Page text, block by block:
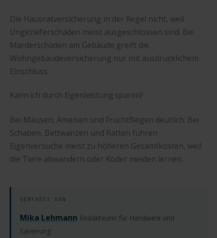
Die Hausratversicherung in der Regel nicht, weil
Ungezieferschäden meist ausgeschlossen sind. Bei
Marderschäden am Gebäude greift die
Wohngebäudeversicherung nur mit ausdrücklichem
Einschluss.
Kann ich durch Eigenleistung sparen?
Bei Mäusen, Ameisen und Fruchtfliegen deutlich. Bei
Schaben, Bettwanzen und Ratten führen
Eigenversuche meist zu höheren Gesamtkosten, weil
die Tiere abwandern oder Köder meiden lernen.
VERFASST VON
Mika Lehmann Redakteurin für Handwerk und
Sanierung